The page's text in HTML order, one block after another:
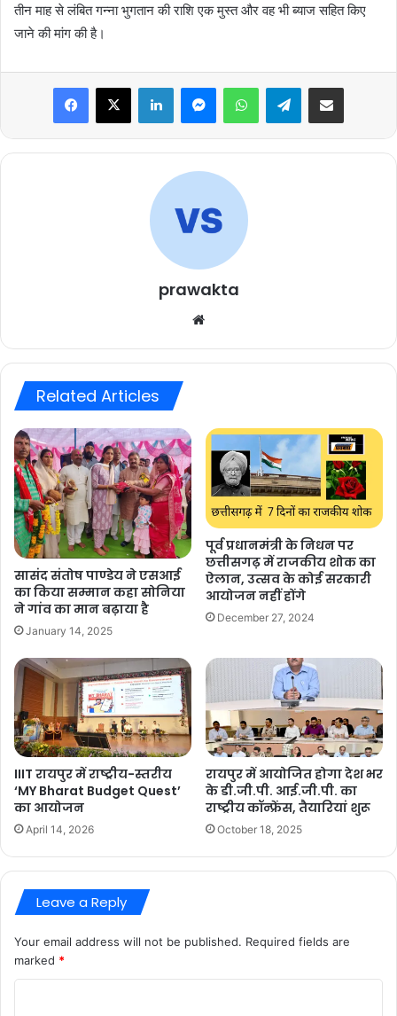
तीन माह से लंबित गन्ना भुगतान की राशि एक मुस्त और वह भी ब्याज सहित किए
जाने की मांग की है।
Facebook
X LinkedInMessengerWhatsAppTelegramShare via Email
prawakta
Related Articles
सासंद संतोष पाण्डेय ने एसआई
का किया सम्मान कहा सोनिया
ने गांव का मान बढ़ाया है
January 14, 2025
पूर्व प्रधानमंत्री के निधन पर
छत्तीसगढ़ में राजकीय शोक का
ऐलान, उत्सव के कोई सरकारी
आयोजन नहीं होंगे
December 27, 2024
IIIT रायपुर में राष्ट्रीय-स्तरीय
‘MY Bharat Budget Quest’
का आयोजन
April 14, 2026
रायपुर में आयोजित होगा देश भर
के डी.जी.पी. आई.जी.पी. का
राष्ट्रीय कॉन्फ्रेंस, तैयारियां शुरू
October 18, 2025
Leave a Reply
Your email address will not be published. Required fields are
marked *